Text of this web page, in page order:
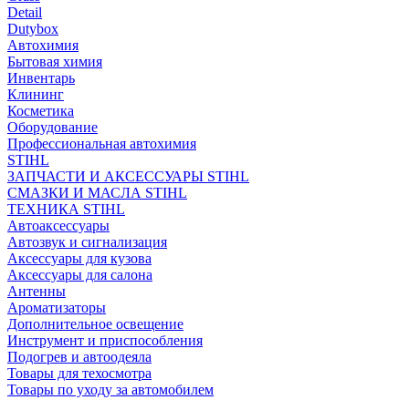
Detail
Dutybox
Автохимия
Бытовая химия
Инвентарь
Клининг
Косметика
Оборудование
Профессиональная автохимия
STIHL
ЗАПЧАСТИ И АКСЕССУАРЫ STIHL
СМАЗКИ И МАСЛА STIHL
ТЕХНИКА STIHL
Автоаксессуары
Автозвук и сигнализация
Аксессуары для кузова
Аксессуары для салона
Антенны
Ароматизаторы
Дополнительное освещение
Инструмент и приспособления
Подогрев и автоодеяла
Товары для техосмотра
Товары по уходу за автомобилем